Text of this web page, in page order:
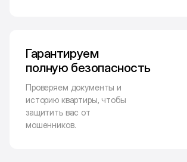
Гарантируем
полную безопасность
Проверяем документы и
историю квартиры, чтобы
защитить вас от
мошенников.